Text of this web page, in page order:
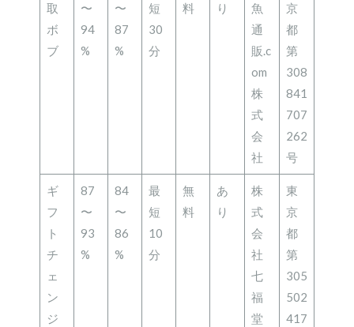
取
ボ
ブ
〜
94
%
〜
87
%
短
30
分
料
り
魚
通
販.c
om
株
式
会
社
京
都
第
308
841
707
262
号
ギ
フ
ト
チ
ェ
ン
ジ
87
〜
93
%
84
〜
86
%
最
短
10
分
無
料
あ
り
株
式
会
社
七
福
堂
東
京
都
第
305
502
417